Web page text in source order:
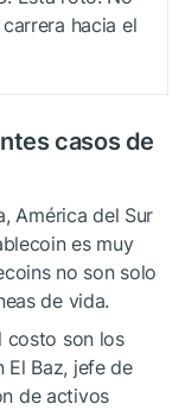
hacia el
casos de
América del Sur
es muy
no son solo
de vida.
costo son los
El Baz, jefe de
de activos